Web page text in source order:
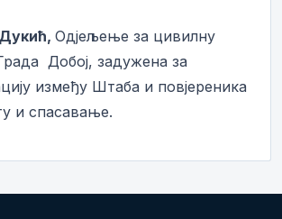
Одјељење за цивилну
Добој, задужена за
између Штаба и повјереника
и спасавање.